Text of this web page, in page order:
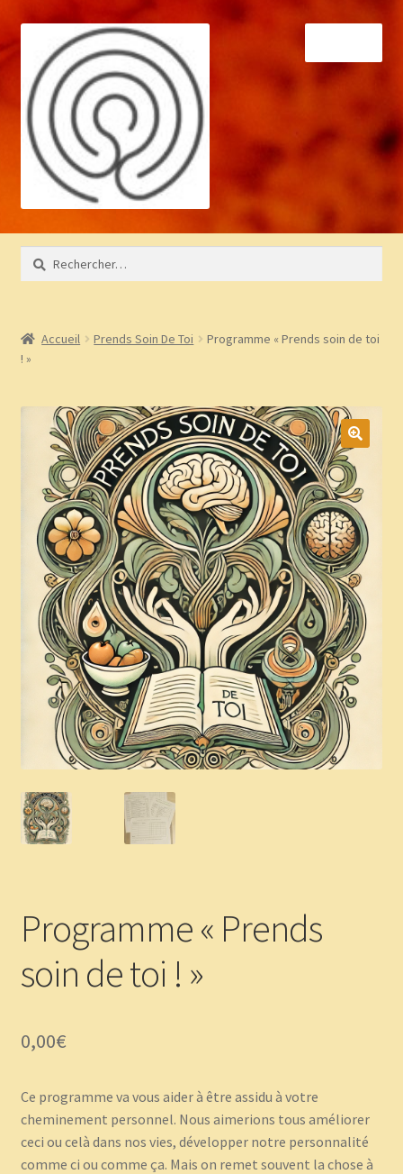
navigation
contenu
Accueil
À propos
Bibliothèque
Boutique
Commande
Contact
Copinage
Demandez le message que vous réservent les plantes !
Méditations Labyrinthiques guidées
Mon Compte
page test diaporama
Rechercher :
Accueil Prends Soin De Toi
Programme « Prends soin de toi
! »
Programme « Prends
soin de toi ! »
0,00€
Ce programme va vous aider à être assidu à votre
cheminement personnel. Nous aimerions tous améliorer
ceci ou celà dans nos vies, développer notre personnalité
comme ci ou comme ça. Mais on remet souvent la chose à